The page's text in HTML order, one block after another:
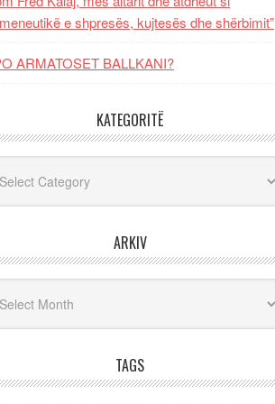
e shpresës, kujtesës dhe shërbimit”
ARMATOSET BALLKANI?
KATEGORITË
ARKIV
TAGS